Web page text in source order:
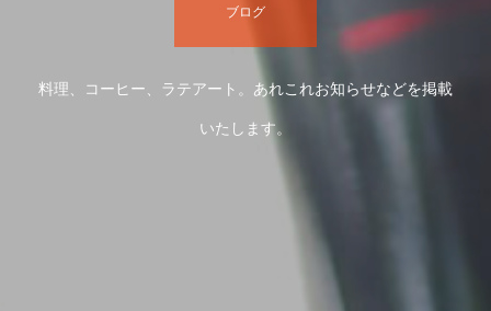
ブログ
料理、コーヒー、ラテアート。あれこれお知らせなどを掲載
いたします。